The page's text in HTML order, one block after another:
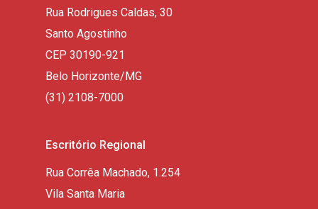
Rua Rodrigues Caldas, 30
Santo Agostinho
CEP 30190-921
Belo Horizonte/MG
(31) 2108-7000
Escritório Regional
Rua Corrêa Machado, 1.254
Vila Santa Maria